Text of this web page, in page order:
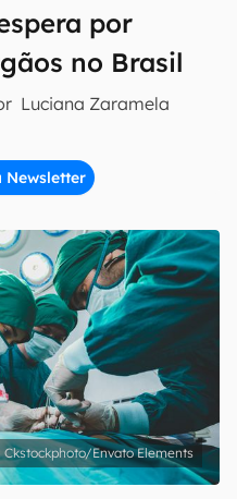
por
no Brasil
Luciana Zaramela
Newsletter
do Canaltech.
Ckstockphoto/Envato Elements